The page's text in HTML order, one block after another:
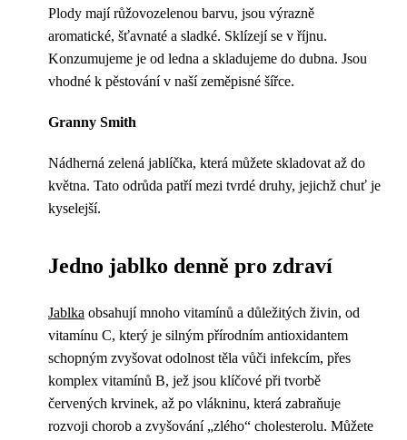
Plody mají růžovozelenou barvu, jsou výrazně
aromatické, šťavnaté a sladké. Sklízejí se v říjnu.
Konzumujeme je od ledna a skladujeme do dubna. Jsou
vhodné k pěstování v naší zeměpisné šířce.
Granny Smith
Nádherná zelená jablíčka, která můžete skladovat až do
května. Tato odrůda patří mezi tvrdé druhy, jejichž chuť je
kyselejší.
Jedno jablko denně pro zdraví
Jablka obsahují mnoho vitamínů a důležitých živin, od
vitamínu C, který je silným přírodním antioxidantem
schopným zvyšovat odolnost těla vůči infekcím, přes
komplex vitamínů B, jež jsou klíčové při tvorbě
červených krvinek, až po vlákninu, která zabraňuje
rozvoji chorob a zvyšování „zlého“ cholesterolu. Můžete